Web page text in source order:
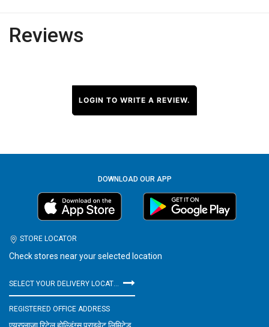
Reviews
LOGIN TO WRITE A REVIEW.
DOWNLOAD OUR APP
STORE LOCATOR
Check stores near your selected location
REGISTERED OFFICE ADDRESS
एयरप्लाज़ा रिटेल होल्डिंग्स प्राइवेट लिमिटेड